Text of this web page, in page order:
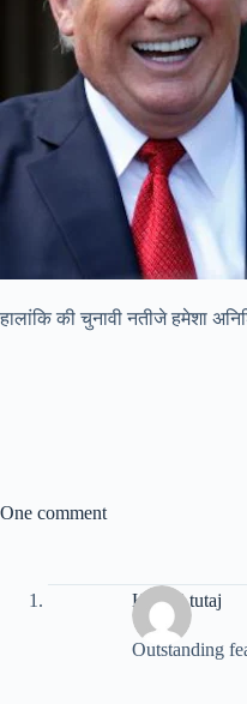
हालांकि की चुनावी नतीजे हमेशा
One comment
Kliknij tutaj
Outstanding